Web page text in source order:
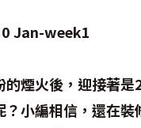
Jan-week1
煙火後，迎接著
小編相信，還在